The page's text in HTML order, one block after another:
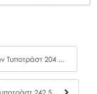
Απόδειξη Παροχής Υπηρεσιών Τυποτράστ 204 50x2